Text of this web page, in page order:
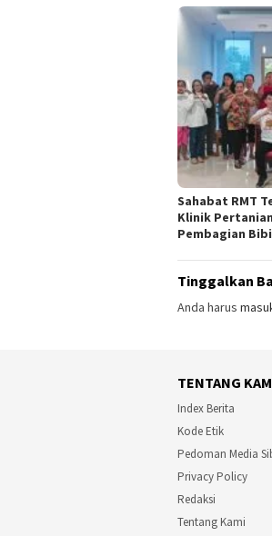
Sahabat RMT
Klinik
Pembagian
Tinggalkan
Anda harus
TENTANG
Index Berita
Kode Etik
Pedoman Media
Privacy Policy
Redaksi
Tentang Kami